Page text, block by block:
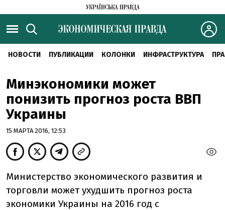
НОВОСТИ ПУБЛИКАЦИИ КОЛОНКИ ИНФРАСТРУКТУРА
Минэкономики может
понизить прогноз роста ВВП
Украины
15 МАРТА 2016, 12:53
Министерство экономического развития и
торговли может ухудшить прогноз роста
экономики Украины на 2016 год с